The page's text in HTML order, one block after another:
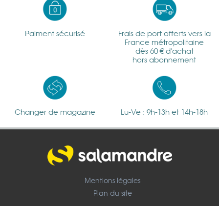
Paiment sécurisé
Frais de port offerts vers la
France métropolitaine
dès 60 € d'achat
hors abonnement
Changer de magazine Lu-Ve : 9h-13h et 14h-18h
Mentions légales
Plan du site